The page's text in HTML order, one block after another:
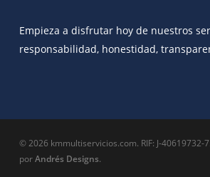
Empieza a disfrutar hoy de nuestros
responsabilidad, honestidad,
© 2026 kmmultiservicios.com. RIF: J-40619732-
porAndrés Designs.